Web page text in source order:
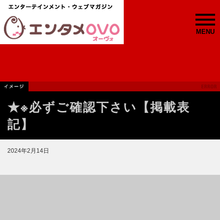
MENU
★※必ずご確認下さい【掲載表
記】
2024年2月14日